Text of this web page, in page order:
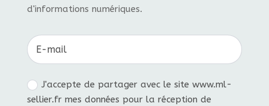
d'informations numériques.
J'accepte de partager avec le site www.ml-
sellier.fr mes données pour la réception de